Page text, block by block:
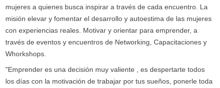
mujeres a quienes busca inspirar a través de cada encuentro. La
misión elevar y fomentar el desarrollo y autoestima de las mujeres
con experiencias reales. Motivar y orientar para emprender, a
través de eventos y encuentros de Networking, Capacitaciones y
Whorkshops.
"Emprender es una decisión muy valiente , es despertarte todos
los días con la motivación de trabajar por tus sueños, ponerle toda